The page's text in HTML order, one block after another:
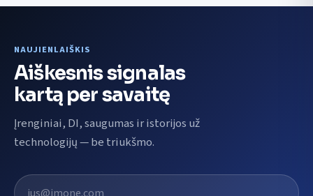
NAUJIENLAIŠKIS
Aiškesnis signalas
kartą per savaitę
Įrenginiai, DI, saugumas ir istorijos už
technologijų — be triukšmo.
El. pašto adresas